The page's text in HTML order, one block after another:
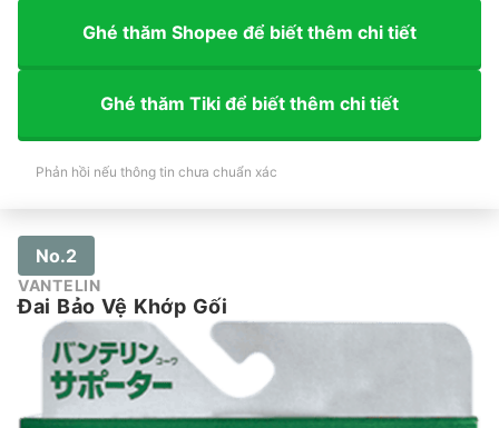
Ghé thăm Shopee để biết thêm chi tiết
Ghé thăm Tiki để biết thêm chi tiết
Phản hồi nếu thông tin chưa chuẩn xác
No.2
VANTELIN
Đai Bảo Vệ Khớp Gối